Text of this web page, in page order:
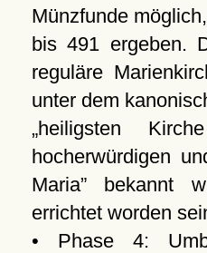
Münzfunde
bis 491 ergeben.
reguläre
unter dem
heiligsten
hocherwürdigen
Maria bekannt
errichtet worden
• Phase 4: